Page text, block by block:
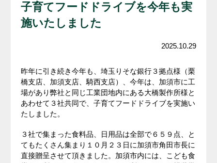
子育てフードドライブを今年も実
施いたしました
2025.10.29
昨年に引き続き今年も、埼玉りそな銀行３拠点様（栗
橋支店、加須支店、騎西支店）、今年は、加須市に工
場があり弊社と同じ工業団地内にある大橋製作所様と
あわせて３社共同で、子育てフードドライブを実施い
たしました。
３社で集まった食料品、日用品は全部で６５９点、と
てもたくさん集まり１０月２３日に加須市角田市長に
直接贈呈させて頂きました。加須市内には、こども食